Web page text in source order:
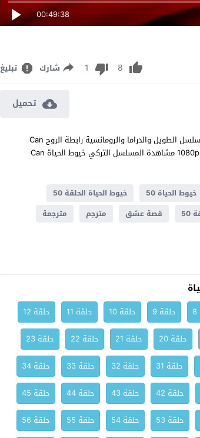
00:49:38
8
1 شارك تبليغ
تحميل
مشاهدة مسلسل خيوط الحياة الحلقة 50 مترجم للعربية اون لاين جودة عالية FULL HD مسلسل الطويل والدراما والرومانسية رابطة الروح Can
Bagi الحلقة 50 الخمسون كاملة تحميل مباشر سيرفرات متعددة بجودات عالية 1080p 720p 480p مشاهدة المسلسل التركي خيوط الحياة Can
خيوط الحياة 50
خيوط الحياة الحلقة 50
قصة عشق مترجم
مترجمة
حلقة 9 حلقة 10 حلقة 11
حلقة 12
حلقة 20 حلقة 21 حلقة 22
حلقة 23
حلقة 31 حلقة 32 حلقة 33
حلقة 34
حلقة 42 حلقة 43 حلقة 44
حلقة 45
حلقة 53 حلقة 54 حلقة 55
حلقة 56